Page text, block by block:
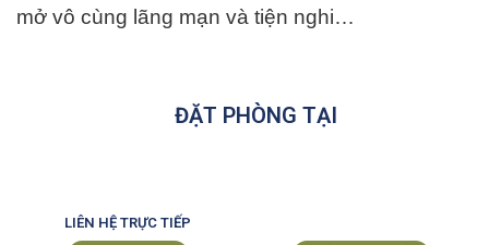
mở vô cùng lãng mạn và tiện nghi…
ĐẶT PHÒNG TẠI
LIÊN HỆ TRỰC TIẾP